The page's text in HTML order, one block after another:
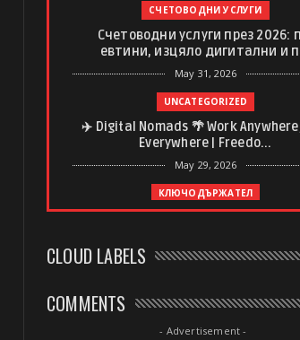
СЧЕТОВОДНИ УСЛУГИ
Счетоводни услуги през 2026:
евтини, изцяло дигитални и
May 31, 2026
UNCATEGORIZED
✈️ Digital Nomads 🌴 Work
Everywhere | Freedo...
May 29, 2026
КЛЮЧОДЪРЖАТЕЛ
May 20, 2026
Какво да очаквате от
дълбокотъканен масаж
CLOUD LABELS
COMMENTS
- Advertisement -